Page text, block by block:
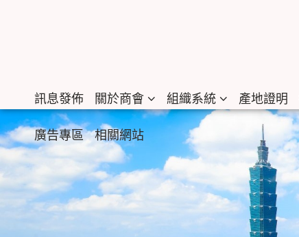
訊息發佈 關於商會 組織系統 產地證明
廣告專區 相關網站